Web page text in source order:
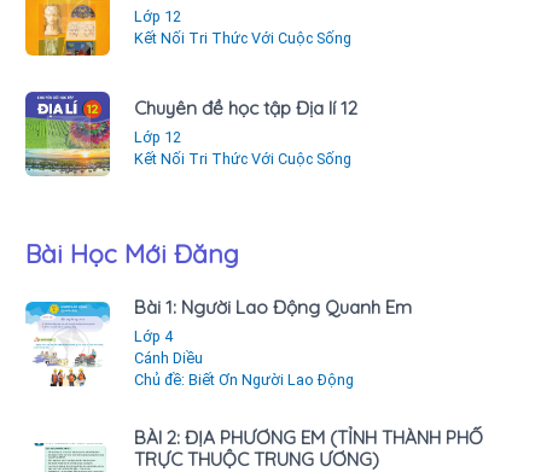
Lớp 12
Kết Nối Tri Thức Với Cuộc Sống
Chuyên đề học tập Địa lí 12
Lớp 12
Kết Nối Tri Thức Với Cuộc Sống
Bài Học Mới Đăng
Bài 1: Người Lao Động Quanh Em
Lớp 4
Cánh Diều
Chủ đề: Biết Ơn Người Lao Động
BÀI 2: ĐỊA PHƯƠNG EM (TỈNH THÀNH PHỐ
TRỰC THUỘC TRUNG ƯƠNG)